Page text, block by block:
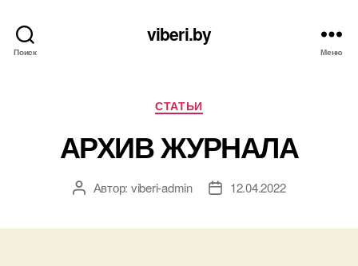
Поиск
viberi.by
Меню
Рубрики
СТАТЬИ
АРХИВ ЖУРНАЛА
АвторАвтор: viberi-admin
Дата12.04.2022